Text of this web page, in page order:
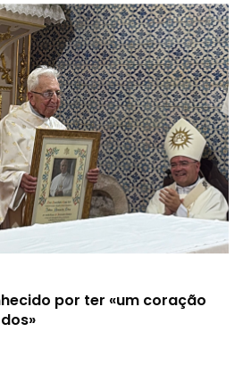
por ter «um coração